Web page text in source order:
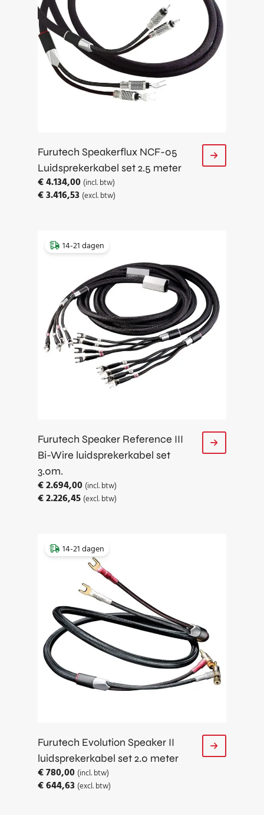
Furutech Speakerflux NCF-05
Luidsprekerkabel set 2.5 meter
€4.134,00 (incl. btw)
€3.416,53 (excl. btw)
14-21 dagen
Furutech Speaker Reference III
Bi-Wire luidsprekerkabel set
3.0m.
€2.694,00 (incl. btw)
€2.226,45 (excl. btw)
14-21 dagen
Furutech Evolution Speaker II
luidsprekerkabel set 2.0 meter
€780,00 (incl. btw)
€644,63 (excl. btw)